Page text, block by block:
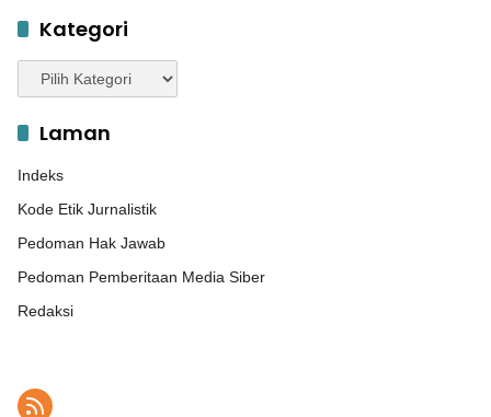
Kategori
Kategori
Laman
Indeks
Kode Etik Jurnalistik
Pedoman Hak Jawab
Pedoman Pemberitaan Media Siber
Redaksi